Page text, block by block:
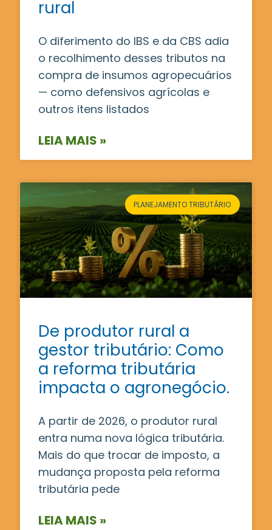
rural
O diferimento do IBS e da CBS adia
o recolhimento desses tributos na
compra de insumos agropecuários
— como defensivos agrícolas e
outros itens listados
LEIA MAIS »
PLANEJAMENTO TRIBUTÁRIO
De produtor rural a
gestor tributário: Como
a reforma tributária
impacta o agronegócio.
A partir de 2026, o produtor rural
entra numa nova lógica tributária.
Mais do que trocar de imposto, a
mudança proposta pela reforma
tributária pede
LEIA MAIS »